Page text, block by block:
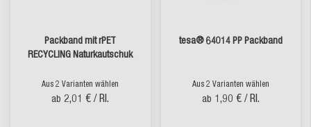
Packband mit rPET
RECYCLING Naturkautschuk
Aus 2 Varianten wählen
ab 2,01 € / Rl.
tesa® 64014 PP Packband
Aus 2 Varianten wählen
ab 1,90 € / Rl.